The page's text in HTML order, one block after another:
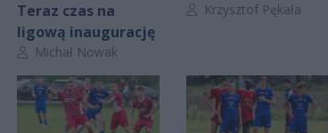
Teraz czas na
ligową inaugurację
Autor artykułu:
Michał Nowak
Autor artykułu:
Krzysztof Pękała